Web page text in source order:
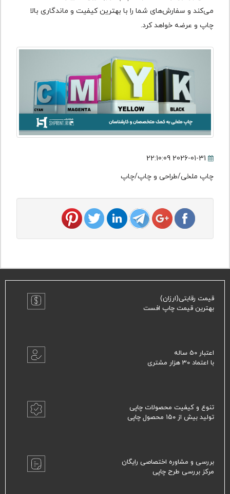
می‌کند و سفارش‌های شما را با بهترین کیفیت و ماندگاری بالا
چاپ و عرضه خواهد کرد.
چاپ ملخی/طراحی و چاپ/چاپ
قیمت رقابتی(ارزان)
بهترین قیمت چاپ افست
اعتبار 50 ساله
با اعتماد 30 هزار مشتری
تنوع و کیفیت محصولات چاپی
تولید بیش از ۱۵۰ محصول چاپی
بررسی و مشاوره اختصاصی رایگان
مرکز بررسی طرح چاپی